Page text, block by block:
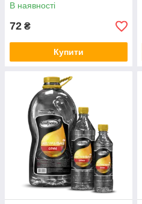
В наявності
72 ₴
Купити